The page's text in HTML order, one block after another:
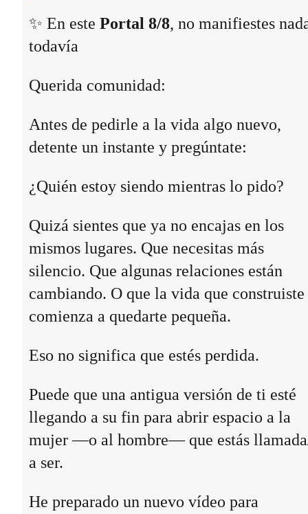
✨ En este Portal 8/8, no manifiestes
todavía
Querida comunidad:
Antes de pedirle a la vida algo nuevo,
detente un instante y pregúntate:
¿Quién estoy siendo mientras lo pido?
Quizá sientes que ya no encajas en los
mismos lugares. Que necesitas más
silencio. Que algunas relaciones están
cambiando. O que la vida que construiste
comienza a quedarte pequeña.
Eso no significa que estés perdida.
Puede que una antigua versión de ti esté
llegando a su fin para abrir espacio a la
mujer —o al hombre— que estás
a ser.
He preparado un nuevo vídeo para